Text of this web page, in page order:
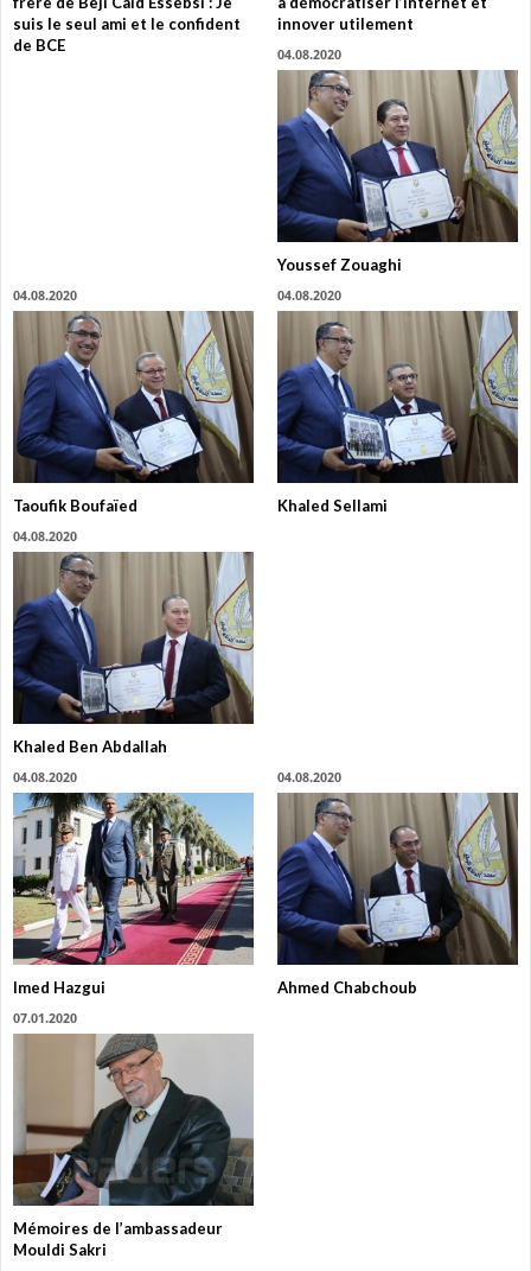
suis le seul ami et le confident
de BCE
innover utilement
04.08.2020
Youssef Zouaghi
04.08.2020
Taoufik Boufaïed
04.08.2020
Khaled Sellami
04.08.2020
Khaled Ben Abdallah
04.08.2020
Imed Hazgui
04.08.2020
Ahmed Chabchoub
07.01.2020
Mémoires de l’ambassadeur
Mouldi Sakri